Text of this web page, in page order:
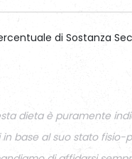
di Sostanza
dieta è puramente
base al suo stato fisio-